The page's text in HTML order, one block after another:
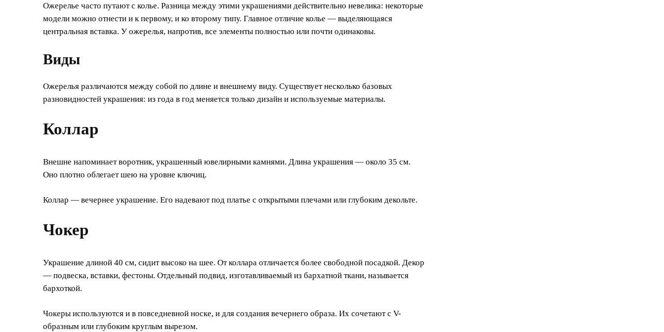
Ожерелье часто путают с колье. Разница между этими украшениями действительно невелика: некоторые
модели можно отнести и к первому, и ко второму типу. Главное отличие колье — выделяющаяся
центральная вставка. У ожерелья, напротив, все элементы полностью или почти одинаковы.
Виды
Ожерелья различаются между собой по длине и внешнему виду. Существует несколько базовых
разновидностей украшения: из года в год меняется только дизайн и используемые материалы.
Коллар
Внешне напоминает воротник, украшенный ювелирными камнями. Длина украшения — около 35 см.
Оно плотно облегает шею на уровне ключиц.
Коллар — вечернее украшение. Его надевают под платье с открытыми плечами или глубоким декольте.
Чокер
Украшение длиной 40 см, сидит высоко на шее. От коллара отличается более свободной посадкой. Декор
— подвеска, вставки, фестоны. Отдельный подвид, изготавливаемый из бархатной ткани, называется
бархоткой.
Чокеры используются и в повседневной носке, и для создания вечернего образа. Их сочетают с V-
образным или глубоким круглым вырезом.